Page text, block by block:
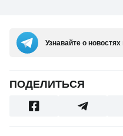
Узнавайте о
ПОДЕЛИТЬСЯ